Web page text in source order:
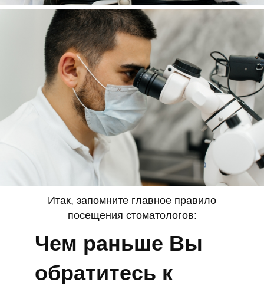
Профессионализм
Итак, запомните главное правило
посещения стоматологов:
Чем раньше Вы
обратитесь к